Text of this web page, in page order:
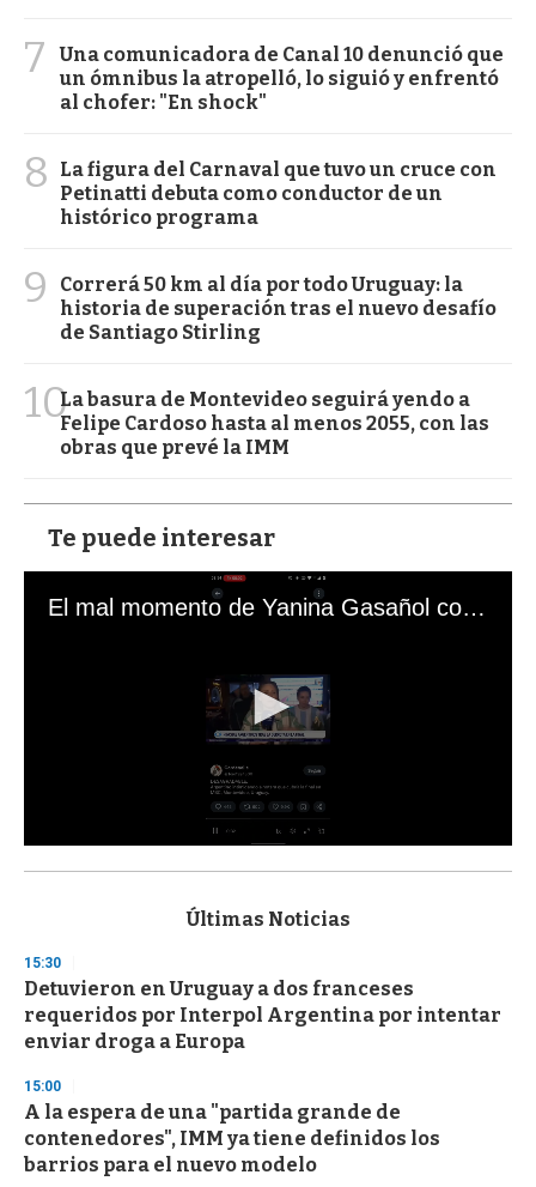
7
Una comunicadora de Canal 10 denunció que
un ómnibus la atropelló, lo siguió y enfrentó
al chofer: "En shock"
8
La figura del Carnaval que tuvo un cruce con
Petinatti debuta como conductor de un
histórico programa
9
Correrá 50 km al día por todo Uruguay: la
historia de superación tras el nuevo desafío
de Santiago Stirling
10La basura de Montevideo seguirá yendo a
Felipe Cardoso hasta al menos 2055, con las
obras que prevé la IMM
Te puede interesar
El mal momento de Yanina Gasañol con un hincha argentino en "Subrayado"
s
d
s
o
f
3
s
e
c
o
n
Últimas Noticias
15:30
Detuvieron en Uruguay a dos franceses
requeridos por Interpol Argentina por intentar
enviar droga a Europa
15:00
A la espera de una "partida grande de
contenedores", IMM ya tiene definidos los
barrios para el nuevo modelo